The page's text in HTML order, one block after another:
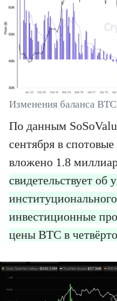
Изменения баланса
По данным
сентября в
вложено 1.8
свидетельствует об
инвестиционные
цены BTC в